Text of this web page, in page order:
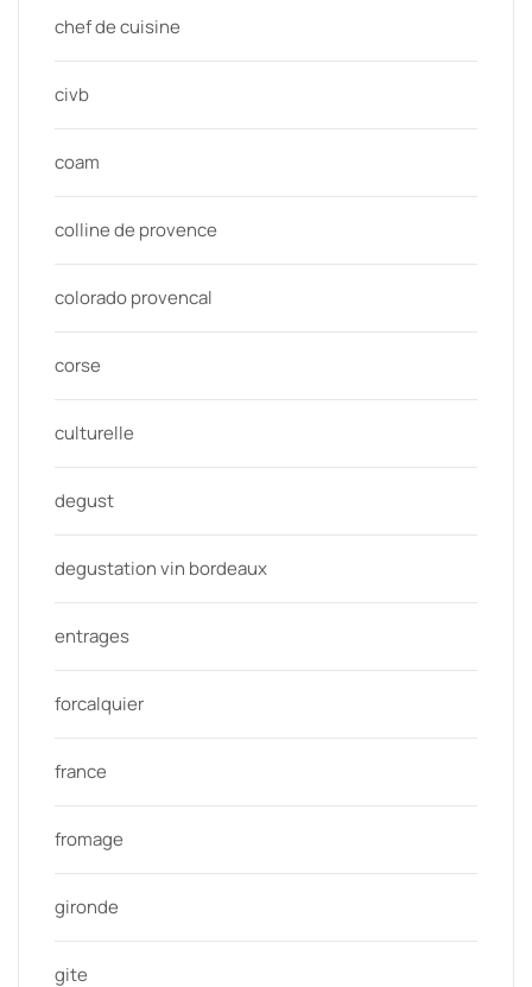
chef de cuisine
civb
coam
colline de provence
colorado provencal
corse
culturelle
degust
degustation vin bordeaux
entrages
forcalquier
france
fromage
gironde
gite